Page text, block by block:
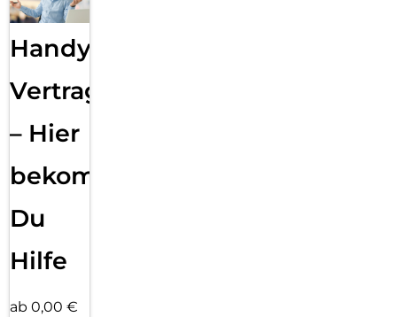
Handy
Vertragsabwicklung
– Hier
bekommst
Du
Hilfe
ab 0,00 €